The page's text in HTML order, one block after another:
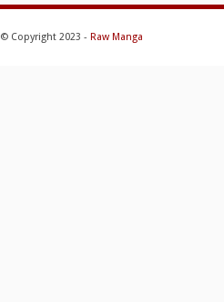
© Copyright 2023 - Raw Manga